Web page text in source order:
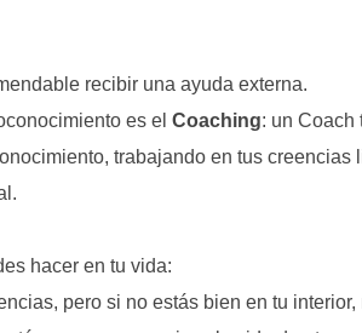
recibir una ayuda externa.
es el Coaching: un Coach
trabajando en tus creencias
hacer en tu vida:
pero si no estás bien en tu